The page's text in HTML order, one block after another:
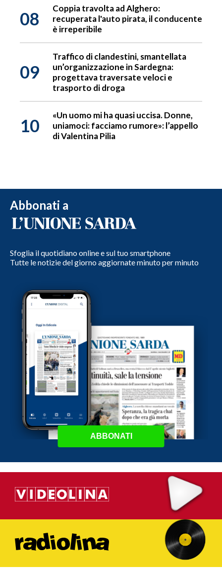
08
Coppia travolta ad Alghero:
recuperata l'auto pirata, il conducente
è irreperibile
09
Traffico di clandestini, smantellata
un’organizzazione in Sardegna:
progettava traversate veloci e
trasporto di droga
10
«Un uomo mi ha quasi uccisa. Donne,
uniamoci: facciamo rumore»: l’appello
di Valentina Pilia
Abbonati a
Sfoglia il quotidiano online e sul tuo smartphone
Tutte le notizie del giorno aggiornate minuto per minuto
ABBONATI